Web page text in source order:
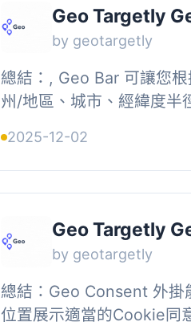
Geo Targetly
by geotargetly
總結：, Geo Bar 可讓您根
州/地區、城市、經緯度半
或將用戶導向特定地點的頁
2025-12-02
Geo Targetly
by geotargetly
總結：Geo Consent 外掛
位置展示適當的Cookie同